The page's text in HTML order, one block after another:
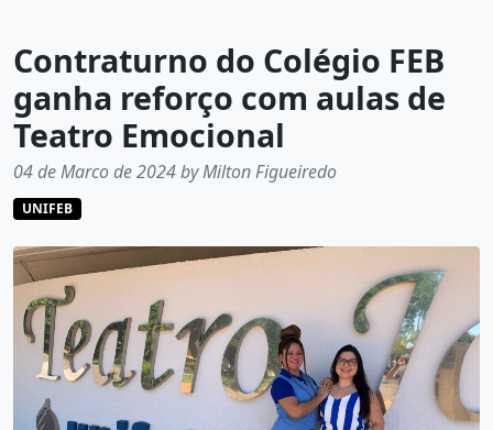
Contraturno do Colégio FEB
ganha reforço com aulas de
Teatro Emocional
04 de Marco de 2024 by Milton Figueiredo
UNIFEB